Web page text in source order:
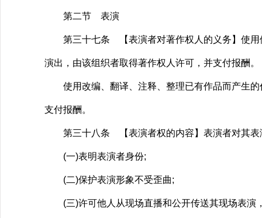
第二节 表演
第三十七条 【表演者对著作权人的义务】使用他
演出，由该组织者取得著作权人许可，并支付报酬。
使用改编、翻译、注释、整理已有作品而产生的
支付报酬。
第三十八条 【表演者权的内容】表演者对其表
(一)表明表演者身份;
(二)保护表演形象不受歪曲;
(三)许可他人从现场直播和公开传送其现场表演